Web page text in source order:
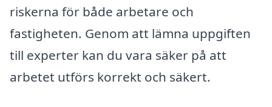
riskerna för både arbetare och
fastigheten. Genom att lämna uppgiften
till experter kan du vara säker på att
arbetet utförs korrekt och säkert.